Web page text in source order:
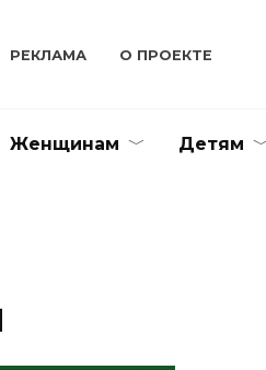
РЕКЛАМА О ПРОЕКТЕ
Женщинам Детям